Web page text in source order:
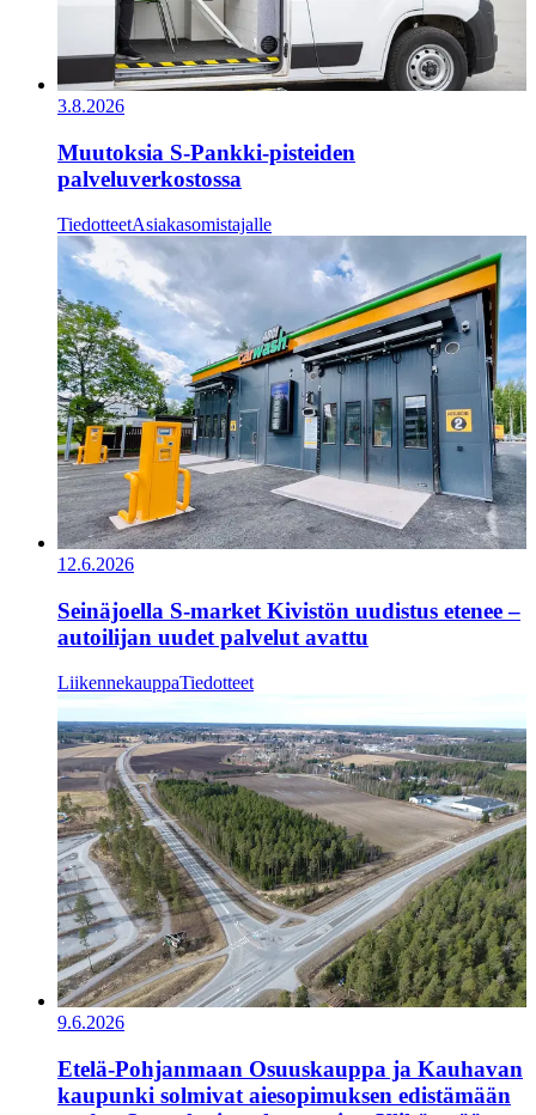
3.8.2026
Muutoksia S-Pankki-pisteiden
palveluverkostossa
TiedotteetAsiakasomistajalle
12.6.2026
Seinäjoella S-market Kivistön uudistus etenee –
autoilijan uudet palvelut avattu
LiikennekauppaTiedotteet
9.6.2026
Etelä-Pohjanmaan Osuuskauppa ja Kauhavan
kaupunki solmivat aiesopimuksen edistämään